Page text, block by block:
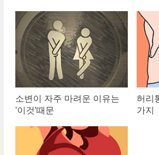
소변이 자주 마려운 이유는
'이것'때문
허리
가지